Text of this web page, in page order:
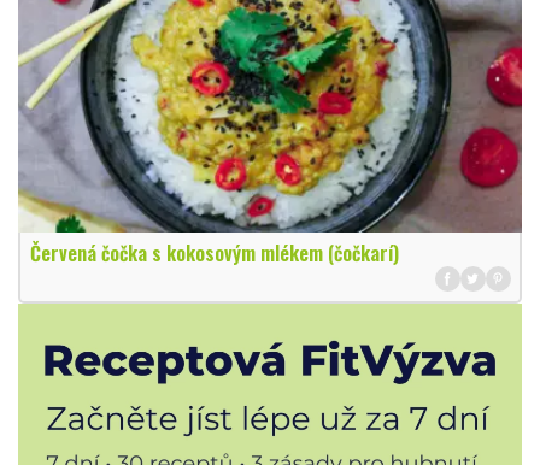
Červená čočka s kokosovým mlékem (čočkarí)